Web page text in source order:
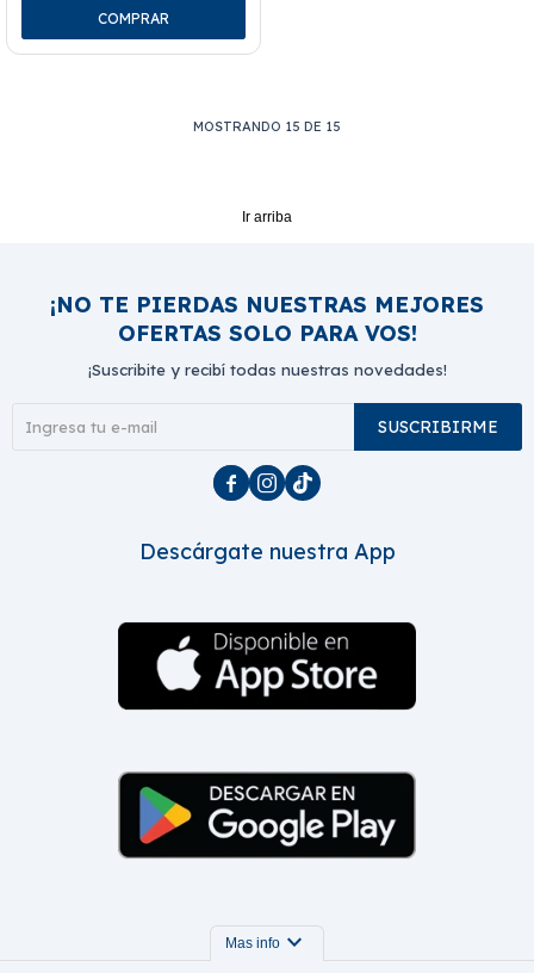
MOSTRANDO 15 DE 15
Ir arriba
¡NO TE PIERDAS NUESTRAS MEJORES
OFERTAS SOLO PARA VOS!
¡Suscribite y recibí todas nuestras novedades!
SUSCRIBIRME
  
Descárgate nuestra App
Mas info expand_more